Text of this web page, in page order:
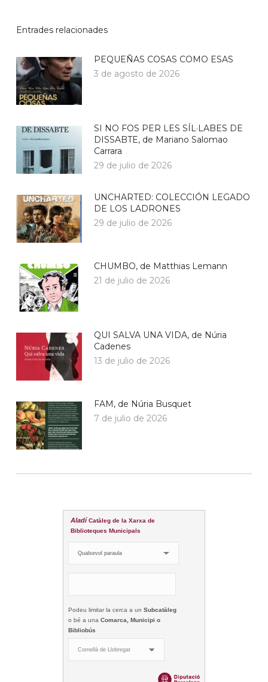
Entrades relacionades
PEQUEÑAS COSAS COMO ESAS
3 de agosto de 2026
SI NO FOS PER LES SÍL·LABES DE
DISSABTE, de Mariano Salomao
Carrara
29 de julio de 2026
UNCHARTED: COLECCIÓN LEGADO
DE LOS LADRONES
29 de julio de 2026
CHUMBO, de Matthias Lemann
21 de julio de 2026
QUI SALVA UNA VIDA, de Núria
Cadenes
13 de julio de 2026
FAM, de Núria Busquet
7 de julio de 2026
Aladí Catàleg de la Xarxa de
Biblioteques Municipals
Podeu limitar la cerca a un Subcatàleg
o bé a una Comarca, Municipi o
Bibliobús